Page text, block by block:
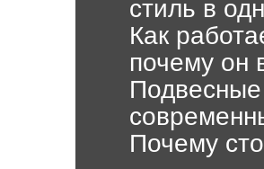
стиль в
Как
почему он
Почему